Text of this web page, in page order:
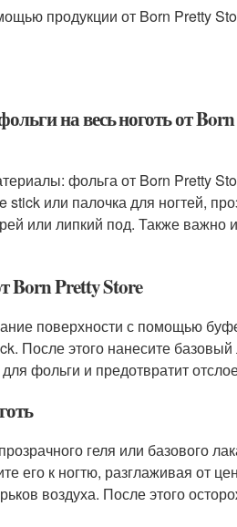
продукции от Born Pretty
на весь ноготь от
фольга от Born Pretty
или палочка для ногтей,
или липкий под. Также важно
Born Pretty Store
поверхности с помощью
После этого нанесите базовый
фольги и предотвратит
геля или базового
его к ногтю, разглаживая от
воздуха. После этого